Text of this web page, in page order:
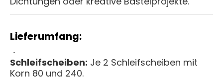
Lieferumfang:
Schleifscheiben: Je 2 Schleifscheiben mit
Korn 80 und 240.